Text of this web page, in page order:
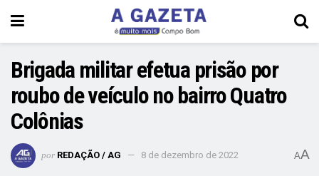
Brigada militar efetua prisão por
roubo de veículo no bairro Quatro
Colônias
por REDAÇÃO / AG 8 de dezembro de 2022 AA